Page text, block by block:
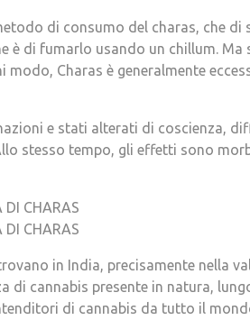
di consumo del charas, che
è di fumarlo usando un chillum.
Charas è generalmente
e stati alterati di coscienza,
stesso tempo, gli effetti sono
DI CHARAS
DI CHARAS
in India, precisamente nella
di cannabis presente in natura,
di cannabis da tutto il